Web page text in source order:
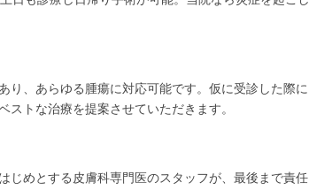
り、あらゆる腫瘍に対応可能です。仮に受診した際に
トな治療を提案させていただきます。
じめとする皮膚科専門医のスタッフが、最後まで責任